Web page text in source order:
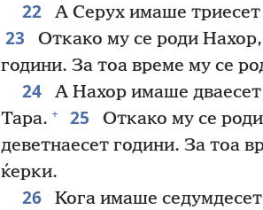
22 А Серух имаше
23
Откако му се роди
години. За тоа време му се
24
А Нахор имаше дваесет
Тара. + 25
Откако му се
деветнаесет години. За тоа
ќерки.
26
Кога имаше